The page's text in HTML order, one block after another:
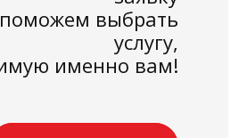
выбрать
услугу,
именно вам!